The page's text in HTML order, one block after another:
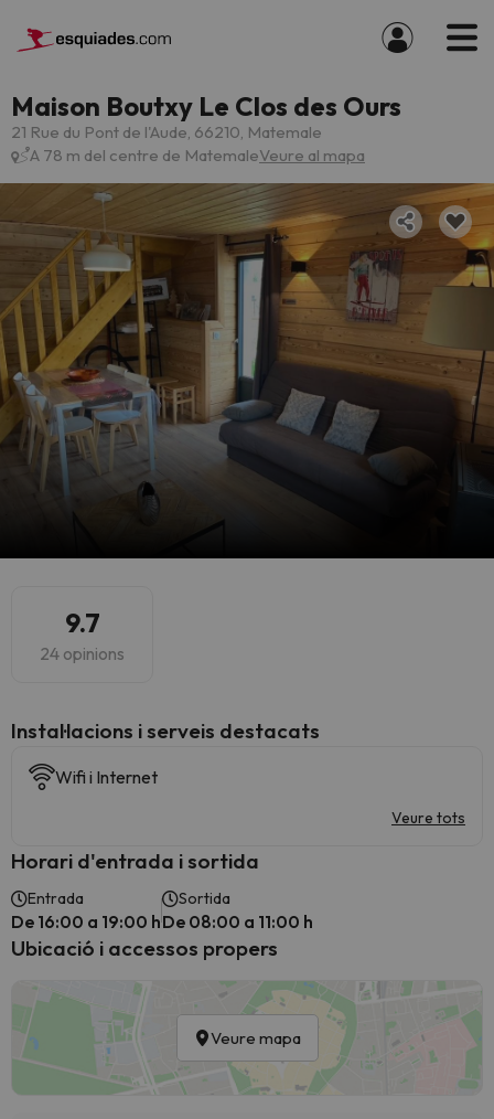
Maison Boutxy Le Clos des Ours
21 Rue du Pont de l'Aude, 66210, Matemale
A 78 m del centre de MatemaleVeure al mapa
9.7
24 opinions
Instal·lacions i serveis destacats
Wifi i Internet
Veure tots
Horari d'entrada i sortida
Entrada
De 16:00 a 19:00 h
Sortida
De 08:00 a 11:00 h
Ubicació i accessos propers
Veure mapa